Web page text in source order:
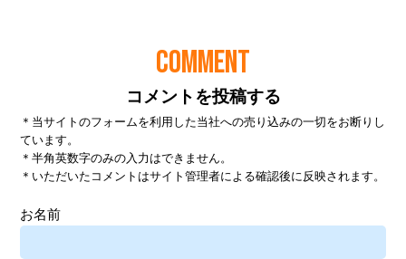
COMMENT
コメントを投稿する
＊当サイトのフォームを利用した当社への売り込みの一切をお断りし
ています。
＊半角英数字のみの入力はできません。
＊いただいたコメントはサイト管理者による確認後に反映されます。
お名前